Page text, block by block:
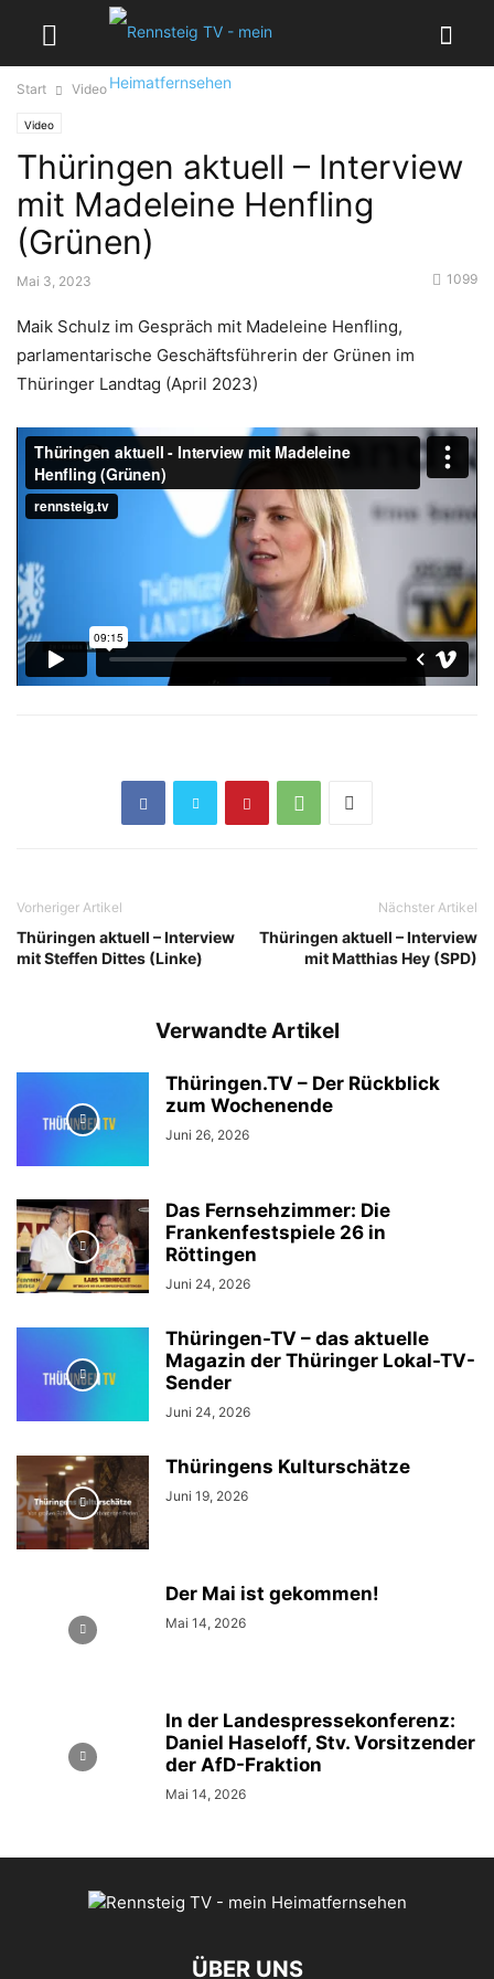
Start Video
Video
Thüringen aktuell – Interview
mit Madeleine Henfling
(Grünen)
Mai 3, 2023 1099
Maik Schulz im Gespräch mit Madeleine Henfling,
parlamentarische Geschäftsführerin der Grünen im
Thüringer Landtag (April 2023)
Vorheriger Artikel
Thüringen aktuell – Interview
mit Steffen Dittes (Linke)
Nächster Artikel
Thüringen aktuell – Interview
mit Matthias Hey (SPD)
Verwandte Artikel
Thüringen.TV – Der Rückblick
zum Wochenende
Juni 26, 2026
Das Fernsehzimmer: Die
Frankenfestspiele 26 in
Röttingen
Juni 24, 2026
Thüringen-TV – das aktuelle
Magazin der Thüringer Lokal-TV-
Sender
Juni 24, 2026
Thüringens Kulturschätze
Juni 19, 2026
Der Mai ist gekommen!
Mai 14, 2026
In der Landespressekonferenz:
Daniel Haseloff, Stv. Vorsitzender
der AfD-Fraktion
Mai 14, 2026
ÜBER UNS